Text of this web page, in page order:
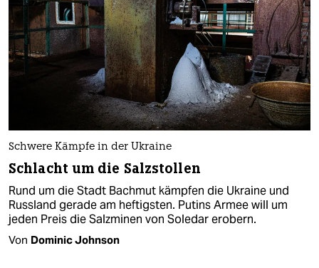
Schwere Kämpfe in der Ukraine
Schlacht um die Salzstollen
Rund um die Stadt Bachmut kämpfen die Ukraine und
Russland gerade am heftigsten. Putins Armee will um
jeden Preis die Salzminen von Soledar erobern.
Von Dominic Johnson